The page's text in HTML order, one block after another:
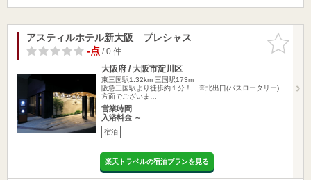
お気に入
りに追加
アスティルホテル新大阪 プレシャス
-点/ 0 件
大阪府 / 大阪市淀川区
東三国駅1.32km 三国駅173m
阪急三国駅より徒歩約１分！ ※北出口(バスロータリー)
方面でございま…
営業時間
入浴料金 ～
宿泊
楽天トラベルの宿泊プランを見る